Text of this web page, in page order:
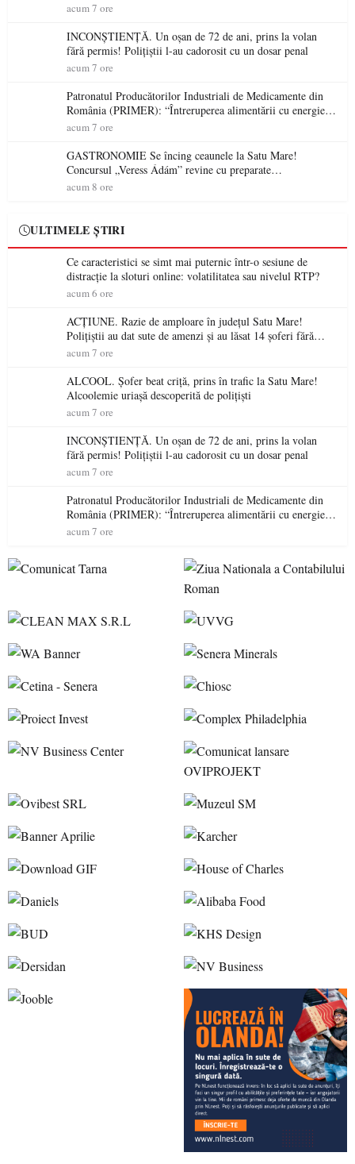
acum 7 ore
INCONȘTIENȚĂ. Un oșan de 72 de ani, prins la volan
fără permis! Polițiștii l-au cadorosit cu un dosar penal
acum 7 ore
Patronatul Producătorilor Industriali de Medicamente din
România (PRIMER): “Întreruperea alimentării cu energie
electrică a fabricilor de medicamente va pune în pericol
acum 7 ore
GASTRONOMIE Se încing ceaunele la Satu Mare!
Concursul „Veress Ádám” revine cu preparate
spectaculoase, premii și un jurat de renume
acum 8 ore
ULTIMELE ȘTIRI
Ce caracteristici se simt mai puternic într-o sesiune de
distracție la sloturi online: volatilitatea sau nivelul RTP?
acum 6 ore
ACȚIUNE. Razie de amploare în județul Satu Mare!
Polițiștii au dat sute de amenzi și au lăsat 14 șoferi fără
permis într-o singură zi
acum 7 ore
ALCOOL. Șofer beat criță, prins în trafic la Satu Mare!
Alcoolemie uriașă descoperită de polițiști
acum 7 ore
INCONȘTIENȚĂ. Un oșan de 72 de ani, prins la volan
fără permis! Polițiștii l-au cadorosit cu un dosar penal
acum 7 ore
Patronatul Producătorilor Industriali de Medicamente din
România (PRIMER): “Întreruperea alimentării cu energie
electrică a fabricilor de medicamente va pune în pericol
acum 7 ore